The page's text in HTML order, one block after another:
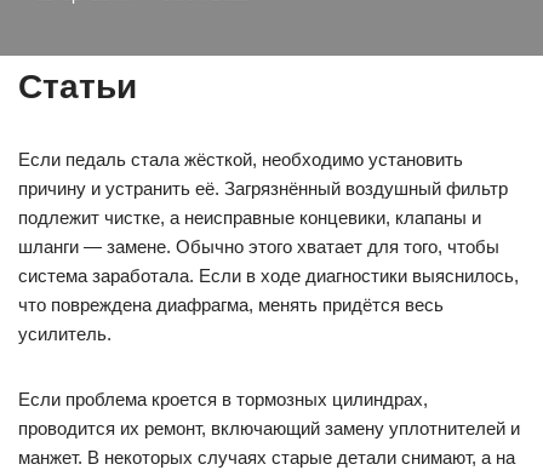
Статьи
Если педаль стала жёсткой, необходимо установить
причину и устранить её. Загрязнённый воздушный фильтр
подлежит чистке, а неисправные концевики, клапаны и
шланги — замене. Обычно этого хватает для того, чтобы
система заработала. Если в ходе диагностики выяснилось,
что повреждена диафрагма, менять придётся весь
усилитель.
Если проблема кроется в тормозных цилиндрах,
проводится их ремонт, включающий замену уплотнителей и
манжет. В некоторых случаях старые детали снимают, а на